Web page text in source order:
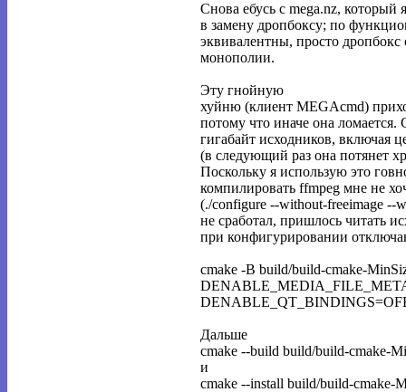
Снова ебусь с mega.nz, который
в замену дропбоксу; по
эквивалентны, просто дропбокс
монополии.
Эту гнойную
хуйню (клиент MEGAcmd)
потому что иначе она ломается.
гигабайт исходников, включая
(в следующий раз она потянет
Поскольку я использую это
компилировать ffmpeg мне не
(./configure --without-freeimage --
не сработал, пришлось читать
при конфигурировании
cmake -B build/build-cmake-
Дальше
cmake --build build/build-cmake-
и
cmake --install build/build-cmake-